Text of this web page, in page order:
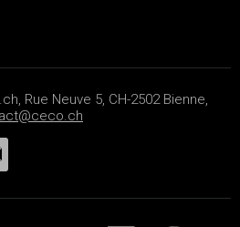
Rue Neuve 5, CH-2502 Bienne,